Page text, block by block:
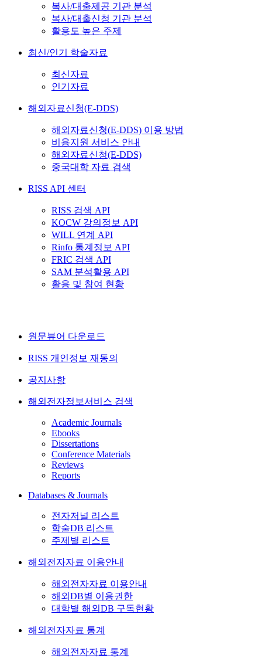
복사/대출제공 기관 분석
복사/대출신청 기관 분석
활용도 높은 주제
최신/인기 학술자료
최신자료
인기자료
해외자료신청(E-DDS)
해외자료신청(E-DDS) 이용 방법
비용지원 서비스 안내
해외자료신청(E-DDS)
중국대학 자료 검색
RISS API 센터
RISS 검색 API
KOCW 강의정보 API
WILL 연계 API
Rinfo 통계정보 API
FRIC 검색 API
SAM 분석활용 API
활용 및 참여 현황
원문뷰어 다운로드
RISS 개인정보 재동의
공지사항
해외전자정보서비스 검색
Academic Journals
Ebooks
Dissertations
Conference Materials
Reviews
Reports
Databases & Journals
전자저널 리스트
학술DB 리스트
주제별 리스트
해외전자자료 이용안내
해외전자자료 이용안내
해외DB별 이용권한
대학별 해외DB 구독현황
해외전자자료 통계
해외전자자료 통계